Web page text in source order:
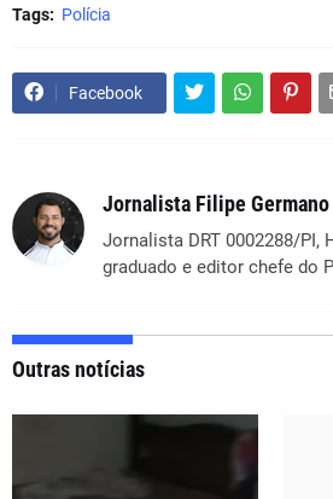
Tags: Polícia
Facebook
Jornalista Filipe Germano
Jornalista DRT 0002288/PI,
graduado e editor chefe do
Outras notícias